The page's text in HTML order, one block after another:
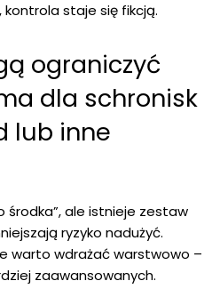
staje się fikcją.
ograniczyć
dla schronisk
lub inne
środka”, ale istnieje zestaw
ryzyko nadużyć.
warto wdrażać warstwowo –
zaawansowanych.